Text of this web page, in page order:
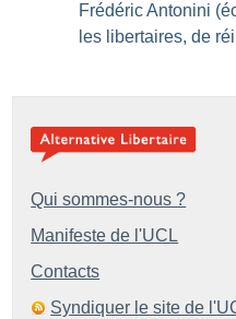
Frédéric Antonini
les libertaires, de
Qui sommes-nous ?
Manifeste de l'UCL
Contacts
Syndiquer le site de